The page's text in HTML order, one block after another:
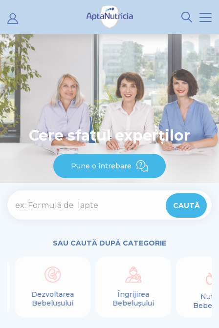
Cere sfatul experților
Pune o întrebare
CAUTĂ
SAU CAUTĂ DUPĂ CATEGORIE
Dezvoltarea
Bebelușului
Îngrijirea
Bebelușului